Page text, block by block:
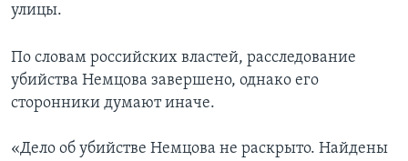
улицы.
По словам российских властей, расследование
убийства Немцова завершено, однако его
сторонники думают иначе.
«Дело об убийстве Немцова не раскрыто. Найдены